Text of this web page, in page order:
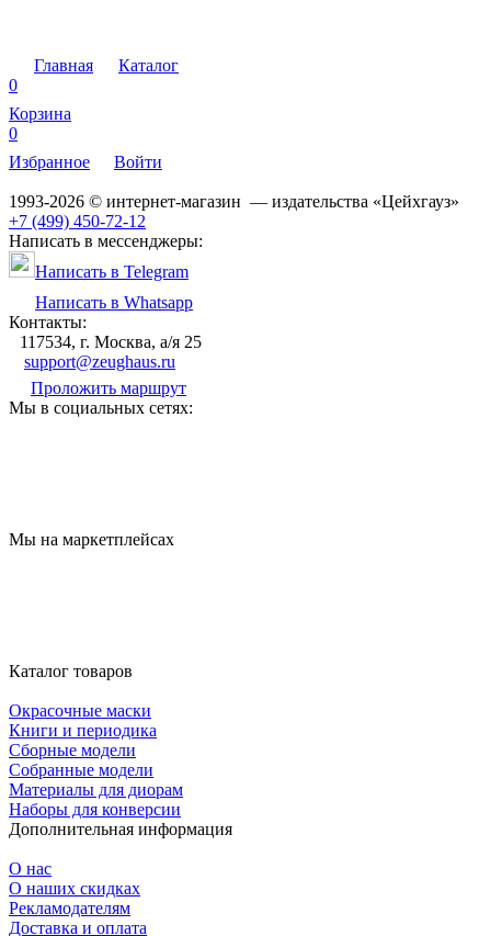
Главная
Каталог
0
Корзина
0
Избранное
Войти
1993-2026 © интернет-магазин — издательства «Цейхгауз»
+7 (499) 450-72-12
Написать в мессенджеры:
Написать в Telegram
Написать в Whatsapp
Контакты:
117534, г. Москва, а/я 25
support@zeughaus.ru
Проложить маршрут
Мы в социальных сетях:
Мы на маркетплейсах
Каталог товаров
Окрасочные маски
Книги и периодика
Сборные модели
Собранные модели
Материалы для диорам
Наборы для конверсии
Дополнительная информация
О нас
О наших скидках
Рекламодателям
Доставка и оплата